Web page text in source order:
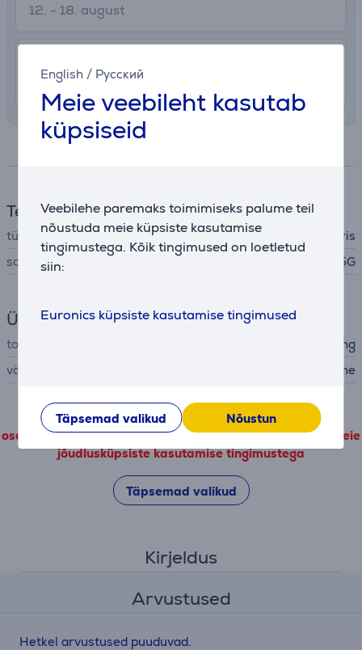
English / Русский
Meie veebileht kasutab
küpsiseid
Veebilehe paremaks toimimiseks palume teil
nõustuda meie küpsiste kasutamise
tingimustega. Kõik tingimused on loetletud
siin:
Euronics küpsiste kasutamise tingimused
Täpsemad valikud Nõustun
12. - 18. august
12. - 18. august
Telefoni tarvikud
tüüp
ümbris
sobib telefonidele
Samsung Galaxy A25 5G
Üldine parameeter
tootja
Samsung
värv
roheline
Toote detailandmeid, mis pärinevad kolmandatelt
osapooltelt, on võimalik vaadata vaid siis kui nõustute meie
jõudlusküpsiste kasutamise tingimustega
Täpsemad valikud
Kirjeldus
Arvustused
Hetkel arvustused puuduvad.